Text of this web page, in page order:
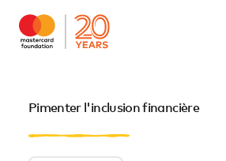
Pimenter l'inclusion financière